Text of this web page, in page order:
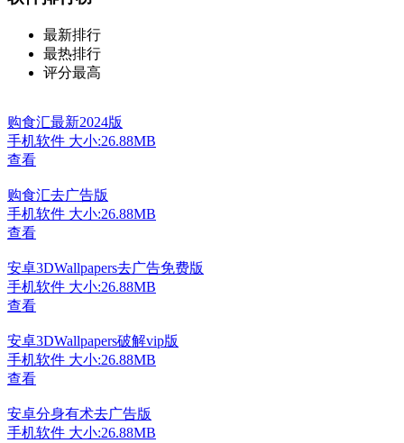
最新排行
最热排行
评分最高
购食汇最新2024版
手机软件 大小:26.88MB
查看
购食汇去广告版
手机软件 大小:26.88MB
查看
安卓3DWallpapers去广告免费版
手机软件 大小:26.88MB
查看
安卓3DWallpapers破解vip版
手机软件 大小:26.88MB
查看
安卓分身有术去广告版
手机软件 大小:26.88MB